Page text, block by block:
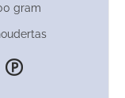
gram